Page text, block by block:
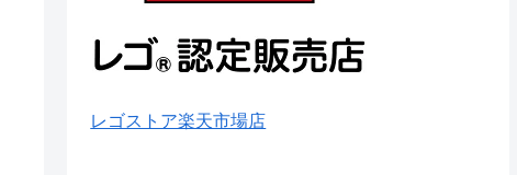
レゴストア楽天市場店